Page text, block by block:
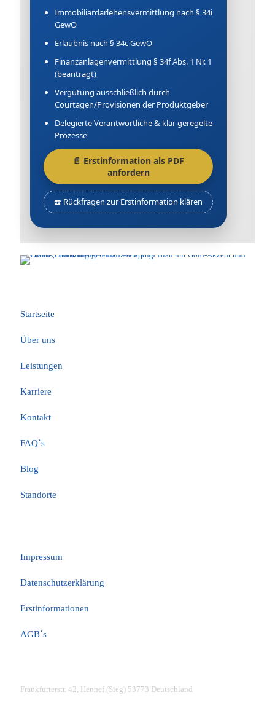
Immobiliardarlehensvermittlung nach § 34i
GewO
Erlaubnis nach § 34c GewO
Finanzanlagenvermittlung § 34f Abs. 1 Nr. 1
(beantragt)
Vergütung ausschließlich durch
Courtagen/Provisionen der Produktgeber
Delegierte Verantwortliche & klar geregelte
Prozesse
📄 Erstinformation als PDF
anfordern
☎️ Rückfragen zur Erstinformation klären
Startseite
Über uns
Leistungen
Karriere
Kontakt
FAQ`s
Blog
Standorte
Impressum
Datenschutzerklärung
Erstinformationen
AGB´s
Frankfurterstr. 42, Hennef (Sieg) 53773 Deutschland